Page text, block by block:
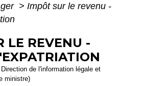
> Impôt sur le revenu -
LE REVENU -
de l'information légale et
ministre)